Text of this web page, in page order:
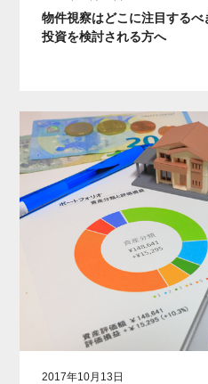
物件視察はどこに注目する
投資を検討される方へ
2017年10月13日